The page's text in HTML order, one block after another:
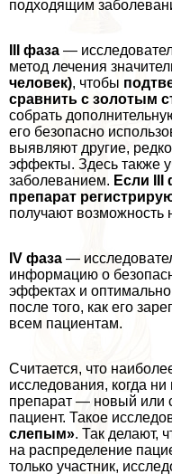
подходящим
III фаза —
метод лечения
человек), чтобы
сравнить с золотым
собрать
его безопасно
выявляют другие,
эффекты. Здесь также
заболеванием. Если III
препарат
получают возможность
IV фаза —
информацию о
эффектах и
после того, как его
всем пациентам.
Считается, что
исследования, когда ни
препарат — новый или
пациент. Такое
слепым». Так делают,
на распределение
только участник,